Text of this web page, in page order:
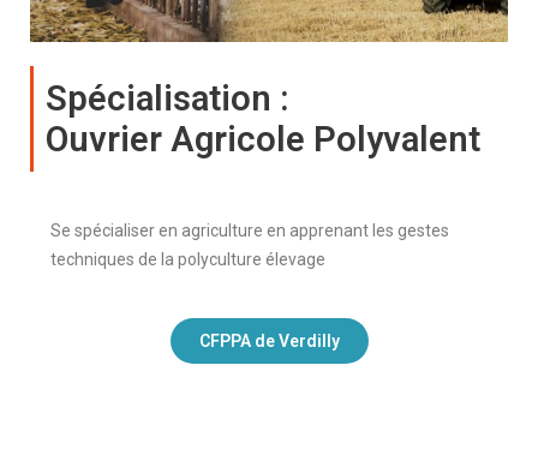
Spécialisation :
Ouvrier Agricole Polyvalent
Se spécialiser en agriculture en apprenant les gestes
techniques de la polyculture élevage
CFPPA de Verdilly